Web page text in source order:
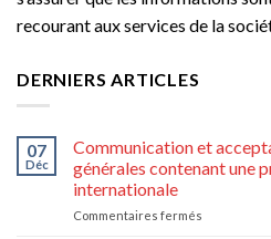
recourant aux services de la
DERNIERS ARTICLES
07
Déc
Communication et
générales contenant une
internationale
Commentaires fermés